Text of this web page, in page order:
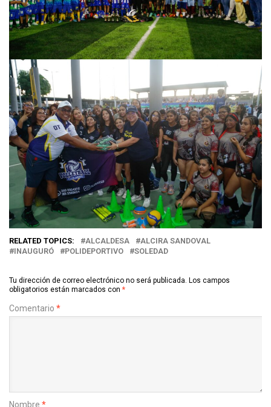
RELATED TOPICS: ALCALDESA
ALCIRA SANDOVAL
INAUGURÓ
POLIDEPORTIVO SOLEDAD
Tu dirección de correo electrónico no será publicada. Los campos
obligatorios están marcados con *
Comentario *
Nombre *